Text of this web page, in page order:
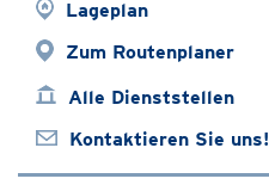
Lageplan
Zum Routenplaner
Alle Dienststellen
Kontaktieren Sie uns!